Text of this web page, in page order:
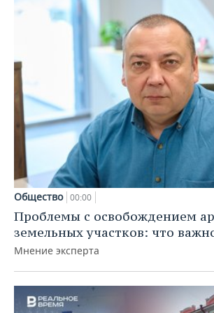
Общество 00:00
Проблемы с освобождением
земельных участков: что
Мнение эксперта